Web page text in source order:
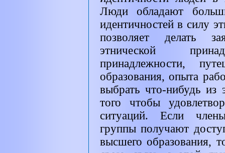
Люди обладают
идентичностей в силу
позволяет делать
этнической
принадлежности,
образования, опыта
выбрать что-нибудь из
того чтобы
ситуаций. Если
группы получают
высшего образования,